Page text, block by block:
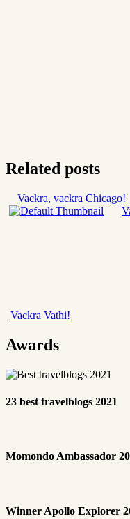
Related posts
Vackra, vackra Chicago!
Vackra Vathi!
Awards
23 best travelblogs 2021
Momondo Ambassador
Winner Apollo Explorer